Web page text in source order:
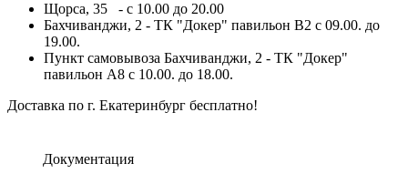
Щорса, 35 - с 10.00 до 20.00
Бахчиванджи, 2 - ТК "Докер" павильон B2 с 09.00. до
19.00.
Пункт самовывоза Бахчиванджи, 2 - ТК "Докер"
павильон А8 с 10.00. до 18.00.
Доставка по г. Екатеринбург бесплатно!
Документация